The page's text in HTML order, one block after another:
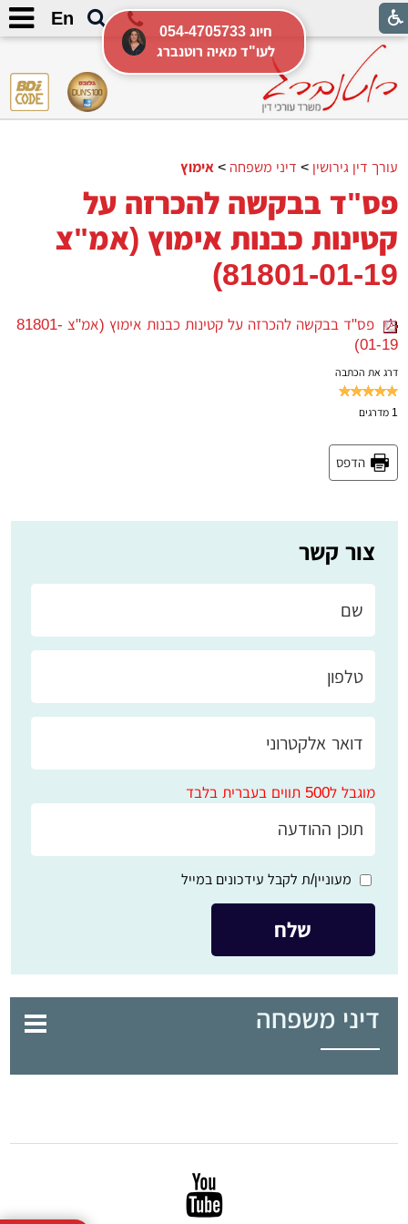
En
צור קשר
מוגבל ל500 תווים בעברית בלבד
מעוניין/ת לקבל עידכונים במייל
דיני משפחה
עורך דין גירושין > דיני משפחה > אימוץ
פס"ד בבקשה להכרזה על
קטינות כבנות אימוץ (אמ"צ
81801-01-19)
פס"ד בבקשה להכרזה על קטינות כבנות אימוץ (אמ"צ 81801-
01-19)
דרג את הכתבה
1 מדרגים
הדפס
054-4705733 חיוג
לעו"ד מאיה רוטנברג